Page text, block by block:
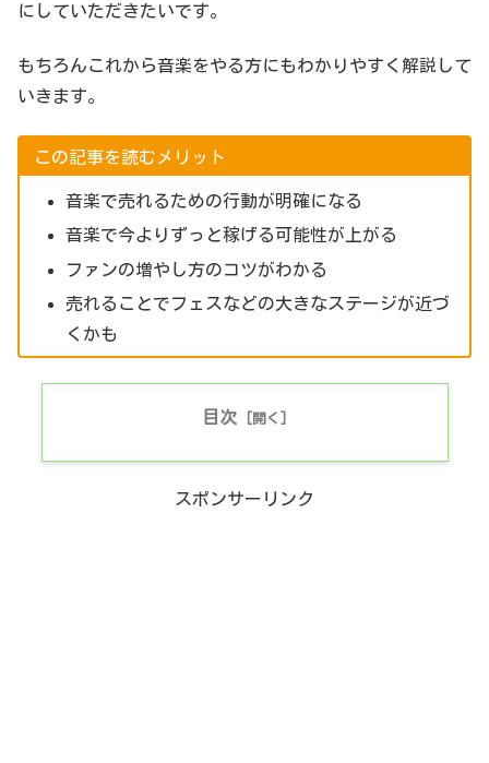
にしていただきたいです。
もちろんこれから音楽をやる方にもわかりやすく解説して
いきます。
この記事を読むメリット
音楽で売れるための行動が明確になる
音楽で今よりずっと稼げる可能性が上がる
ファンの増やし方のコツがわかる
売れることでフェスなどの大きなステージが近づ
くかも
目次
スポンサーリンク